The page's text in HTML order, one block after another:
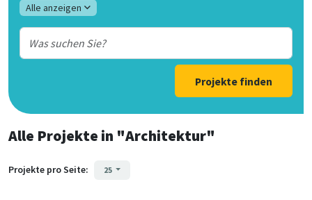
Alle anzeigen
Projekte finden
Alle Projekte in "Architektur"
Projekte pro Seite: 25